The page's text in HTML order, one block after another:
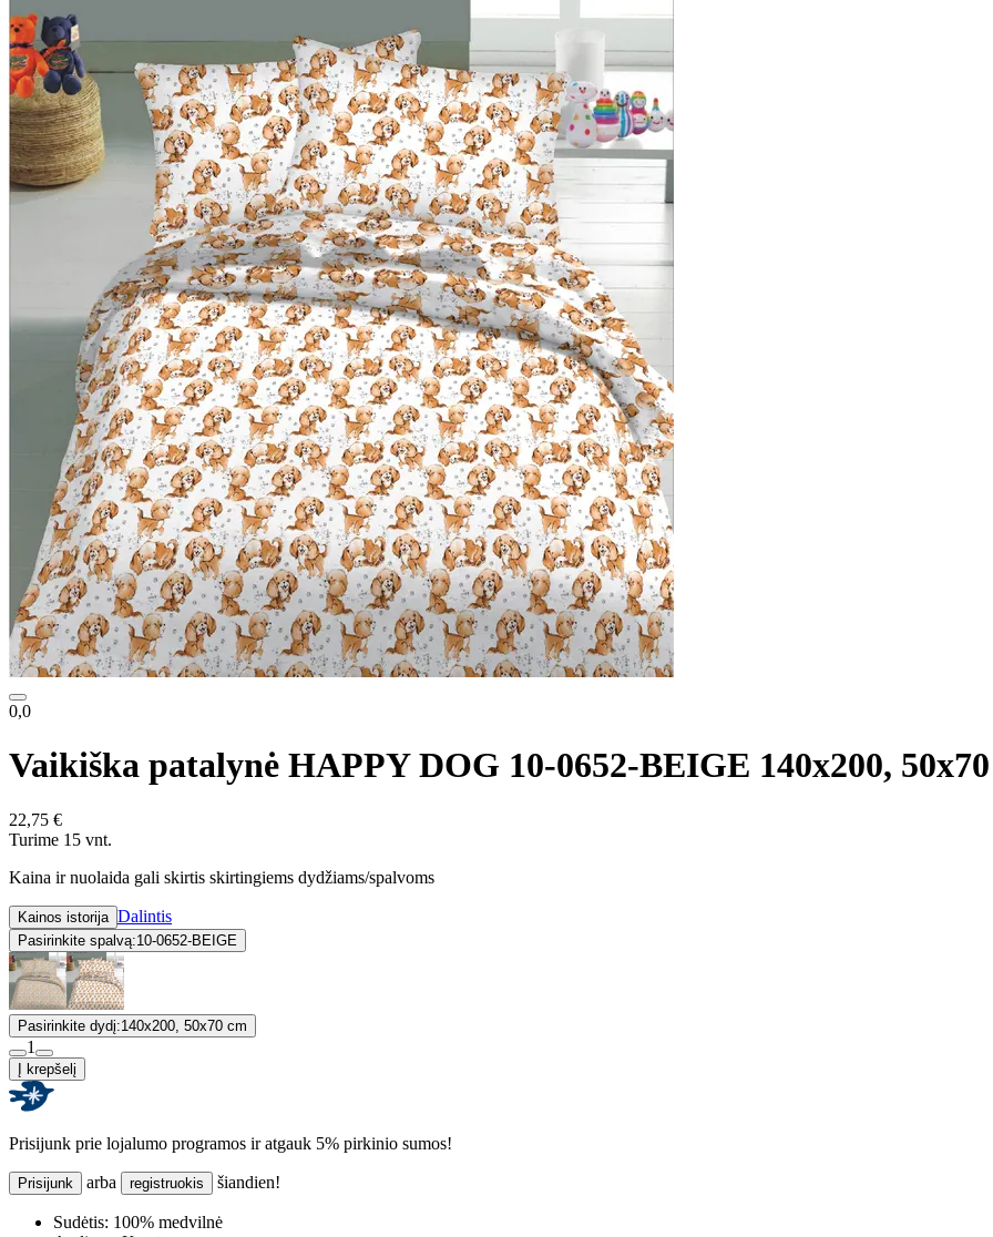
0,0
Vaikiška patalynė HAPPY DOG 10-0652-BEIGE 140x200,
22,75 €
Turime 15 vnt.
Kaina ir nuolaida gali skirtis skirtingiems dydžiams/spalvoms
Kainos istorija Dalintis
Pasirinkite spalvą:10-0652-BEIGE
Pasirinkite dydį:140x200, 50x70 cm
1
Į krepšelį
Prisijunk prie lojalumo programos ir atgauk 5% pirkinio sumos!
Prisijunk arba registruokis šiandien!
Sudėtis: 100% medvilnė